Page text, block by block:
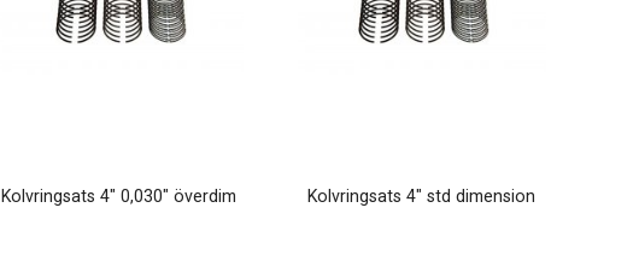
Kolvringsats 4" 0,030" överdim Kolvringsats 4" std dimension